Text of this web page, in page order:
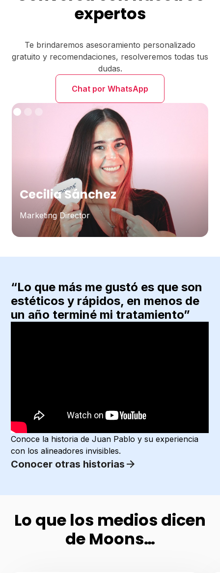
expertos
Te brindaremos asesoramiento personalizado
gratuito y recomendaciones, resolveremos todas tus
dudas.
Chat por WhatsApp
Cecilia Sánchez
Marketing Director
“Lo que más me gustó es que son
estéticos y rápidos, en menos de
un año terminé mi tratamiento”
Conoce la historia de Juan Pablo y su experiencia
con los alineadores invisibles.
Conocer otras historias
Lo que los medios dicen
de Moons…